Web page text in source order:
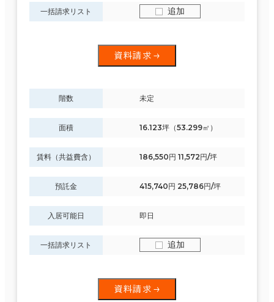
一括請求リスト 追加
資料請求
階数 未定
面積 16.123坪（53.299㎡）
賃料（共益費含） 186,550円 11,572円/坪
預託金 415,740円 25,786円/坪
入居可能日 即日
一括請求リスト 追加
資料請求